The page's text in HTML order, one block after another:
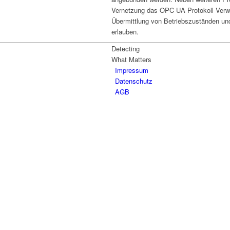
Vernetzung das OPC UA Protokoll
Übermittlung von Betriebszuständen
erlauben.
Detecting
What Matters
Impressum
Datenschutz
AGB